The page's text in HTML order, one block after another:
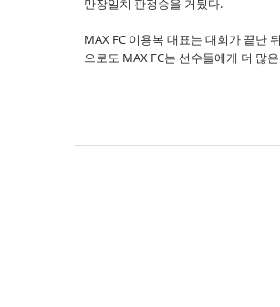
만장일치 판정승을 거뒀다.
MAX FC 이용복 대표는 대회가 끝난
으로도 MAX FC는 선수들에게 더 많